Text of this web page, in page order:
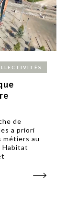
de
a priori
métiers au
Habitat